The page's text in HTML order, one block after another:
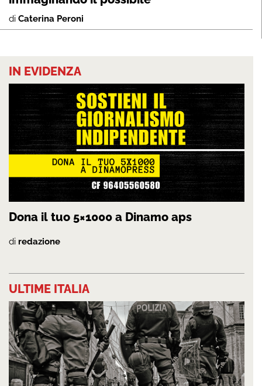
di Caterina Peroni
IN EVIDENZA
Dona il tuo 5×1000 a Dinamo aps
di redazione
ULTIME ITALIA